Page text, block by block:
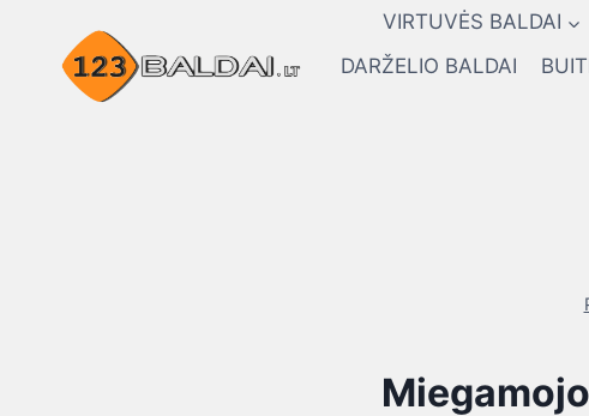
content
VIRTUVĖS BALDAI
DARŽELIO BALDAI